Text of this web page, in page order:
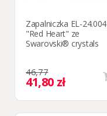
Zapalniczka EL-24.004
"Red Heart" ze
Swarovski® crystals
46,77
41,80 zł